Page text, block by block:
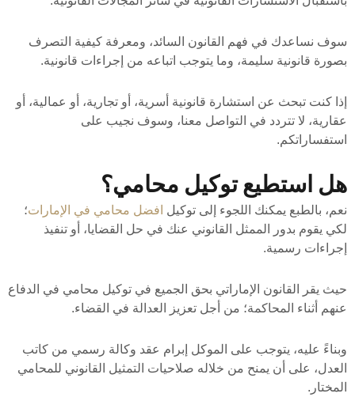
سوف نساعدك في فهم القانون السائد، ومعرفة كيفية التصرف
بصورة قانونية سليمة، وما يتوجب اتباعه من إجراءات قانونية.
إذا كنت تبحث عن استشارة قانونية أسرية، أو تجارية، أو عمالية، أو
عقارية، لا تتردد في التواصل معنا، وسوف نجيب على
استفساراتكم.
هل استطيع توكيل محامي؟
نعم، بالطبع يمكنك اللجوء إلى توكيل افضل محامي في الإمارات؛
لكي يقوم بدور الممثل القانوني عنك في حل القضايا، أو تنفيذ
إجراءات رسمية.
حيث يقر القانون الإماراتي بحق الجميع في توكيل محامي في الدفاع
عنهم أثناء المحاكمة؛ من أجل تعزيز العدالة في القضاء.
وبناءً عليه، يتوجب على الموكل إبرام عقد وكالة رسمي من كاتب
العدل، على أن يمنح من خلاله صلاحيات التمثيل القانوني للمحامي
المختار.